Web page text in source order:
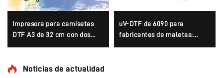
Impresora para camisetas
DTF A3 de 32 cm con dos
uV-DTF de 6090 para
fabricantes de maletas:
Noticias de actualidad